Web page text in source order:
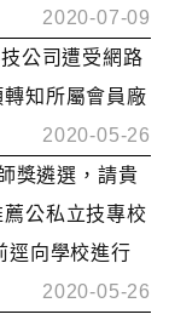
2020-07-09
公司遭受網路
知所屬會員廠
2020-05-26
獎遴選，請貴
公私立技專校
逕向學校進行
2020-05-26